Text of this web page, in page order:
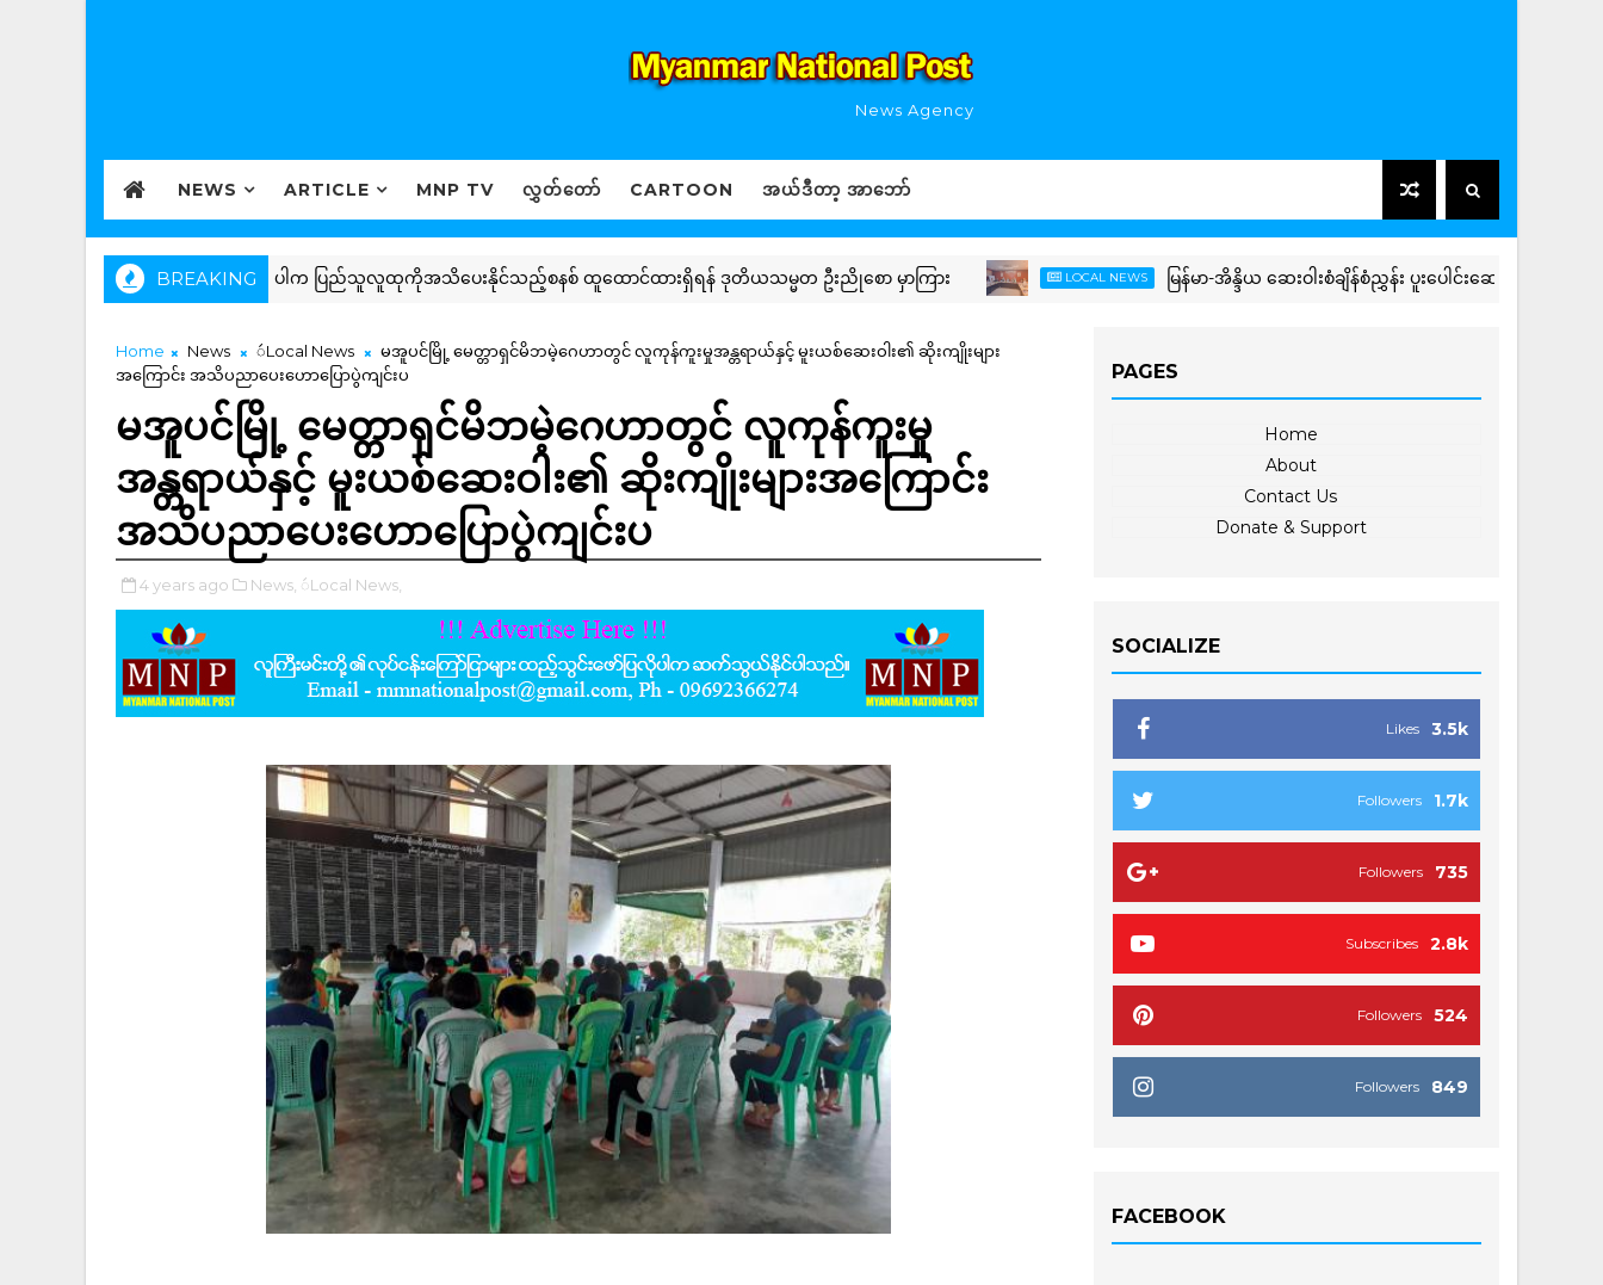
News Agency
NEWS ARTICLE MNP TV လွှတ်တော် CARTOON အယ်ဒီတာ့ အာဘော်
BREAKING
ားဆောင်ရွက်ရန်နှင့် ထူးခြားမှုရှိပါက ပြည်သူလူထုကိုအသိပေးနိုင်သည့်စနစ် ထူထောင်ထားရှိရန် ဒုတိယသမ္မတ ဦးညိုစော မှာကြား LOCAL NEWS မြန်မာ-အိန္ဒိယ ဆေးဝါးစံချိန်စံညွှန်း ပူးပေါင်းဆောင်ရွက်မှုတိုးမြှင့်
Home News ဴLocal News
မအူပင်မြို့ မေတ္တာရှင်မိဘမဲ့ဂေဟာတွင် လူကုန်ကူးမှုအန္တရာယ်နှင့် မူးယစ်ဆေးဝါး၏ ဆိုးကျိုးများ
အကြောင်း အသိပညာပေးဟောပြောပွဲကျင်းပ
မအူပင်မြို့ မေတ္တာရှင်မိဘမဲ့ဂေဟာတွင် လူကုန်ကူးမှု
အန္တရာယ်နှင့် မူးယစ်ဆေးဝါး၏ ဆိုးကျိုးများအကြောင်း
အသိပညာပေးဟောပြောပွဲကျင်းပ
4 years ago News, ဴLocal News,
PAGES
Home
About
Contact Us
Donate & Support
SOCIALIZE
3.5k
Likes
1.7k
Followers
735
Followers
2.8k
Subscribes
524
Followers
849
Followers
FACEBOOK